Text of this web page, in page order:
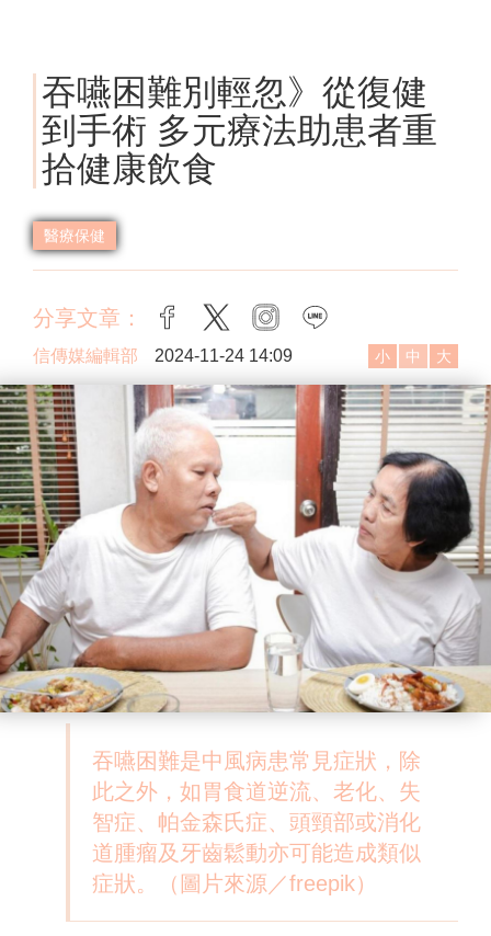
吞嚥困難別輕忽》從復健
到手術 多元療法助患者重
拾健康飲食
醫療保健
分享文章： facebook
twitter instagram
信傳媒編輯部 2024-11-24 14:09 小 中 大
吞嚥困難是中風病患常見症狀，除
此之外，如胃食道逆流、老化、失
智症、帕金森氏症、頭頸部或消化
道腫瘤及牙齒鬆動亦可能造成類似
症狀。（圖片來源／freepik）